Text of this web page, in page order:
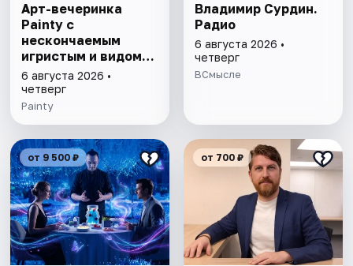
Арт-вечеринка
Painty с
нескончаемым
игристым и видом
на Театр им. Андрея
Миронова
6 августа 2026 •
четверг
Painty
Владимир Сурдин.
Радио
6 августа 2026 •
четверг
ВСмысле
от 9 500 ₽ от 700 ₽